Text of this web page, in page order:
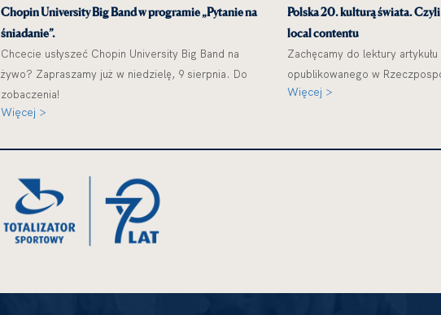
Chopin University Big Band w programie „Pytanie na
śniadanie”.
Chcecie usłyszeć Chopin University Big Band na
żywo? Zapraszamy już w niedzielę, 9 sierpnia. Do
zobaczenia!
Więcej >
Polska 20. kulturą świata.
local contentu
Zachęcamy do lektury artykułu
opublikowanego w
Więcej >